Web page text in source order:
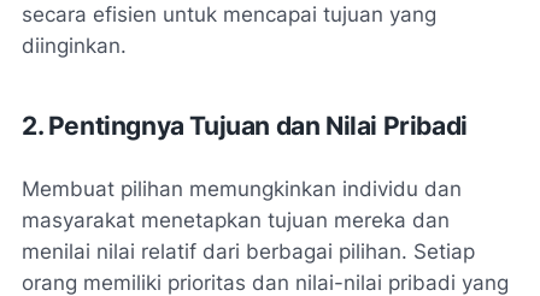
secara efisien untuk mencapai tujuan yang
diinginkan.
2. Pentingnya Tujuan dan Nilai Pribadi
Membuat pilihan memungkinkan individu dan
masyarakat menetapkan tujuan mereka dan
menilai nilai relatif dari berbagai pilihan. Setiap
orang memiliki prioritas dan nilai-nilai pribadi yang